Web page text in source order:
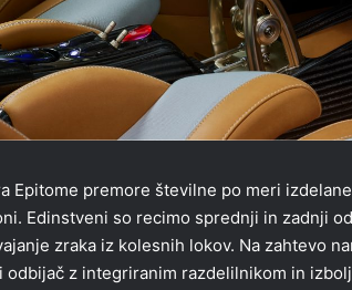
Epitome premore številne po meri
Edinstveni so recimo sprednji in zadnji
zraka iz kolesnih lokov. Na zahtevo
z integriranim razdelilnikom in